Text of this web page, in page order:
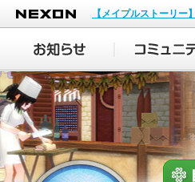
NEXON
【メイプルストーリー